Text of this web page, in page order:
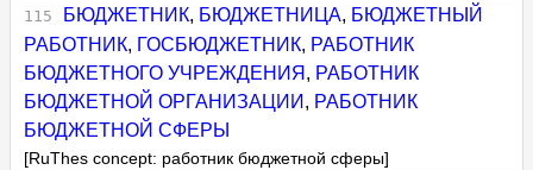
БЮДЖЕТНИК, БЮДЖЕТНИЦА, БЮДЖЕТНЫЙ
РАБОТНИК, ГОСБЮДЖЕТНИК, РАБОТНИК
БЮДЖЕТНОГО УЧРЕЖДЕНИЯ , РАБОТНИК
БЮДЖЕТНОЙ ОРГАНИЗАЦИИ , РАБОТНИК
БЮДЖЕТНОЙ СФЕРЫ
[RuThes concept: работник бюджетной сферы]